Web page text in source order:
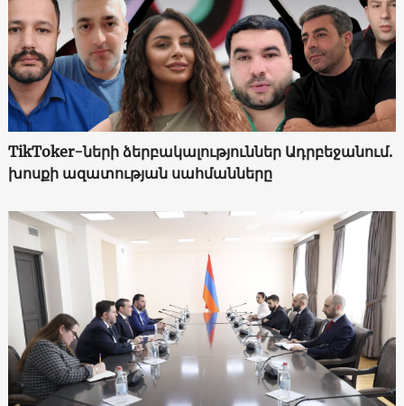
TikToker-ների ձերբակալություններ Ադրբեջանում.
խոսքի ազատության սահմանները